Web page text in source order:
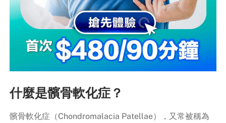
什麼是髕骨軟化症？
髕骨軟化症（Chondromalacia Patellae），又常被稱為